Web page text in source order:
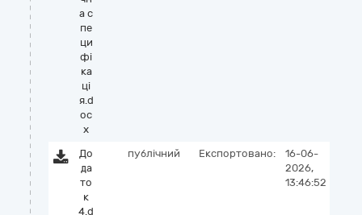
а с
пе
ци
фі
ка
ці
я.d
oc
x
До
да
то
к
4.d
публічний Експортовано:
16-06-
2026,
13:46:52